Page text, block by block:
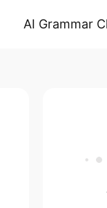
AI Grammar